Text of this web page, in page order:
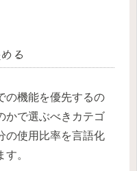
る
の機能を優先するの
かで選ぶべきカテゴ
の使用比率を言語化
。